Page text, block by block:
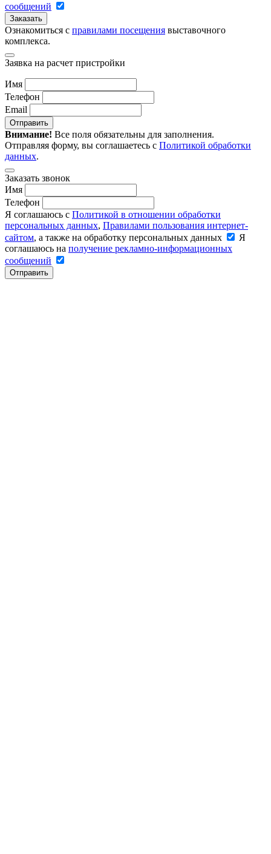
сообщений
Заказать
Ознакомиться с правилами посещения выставочного
комплекса.
Заявка на расчет пристройки
Имя
Телефон
Email
Отправить
Внимание! Все поля обязательны для заполнения.
Отправляя форму, вы соглашаетесь с Политикой обработки
данных.
Заказать звонок
Имя
Телефон
Я соглашаюсь с Политикой в отношении обработки
персональных данных, Правилами пользования интернет-
сайтом, а также на обработку персональных данных
Я
соглашаюсь на получение рекламно-информационных
сообщений
Отправить